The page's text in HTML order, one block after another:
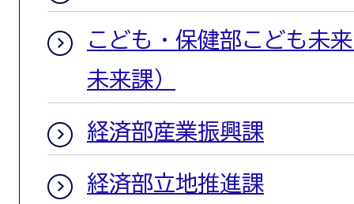
こども・保健部こども未
未来課）
経済部産業振興課
経済部立地推進課